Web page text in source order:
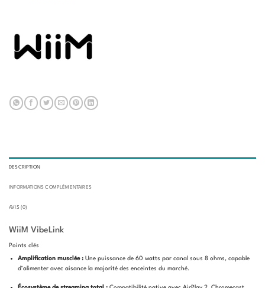
DESCRIPTION
INFORMATIONS COMPLÉMENTAIRES
AVIS (0)
WiiM VibeLink
Points clés
Amplification musclée :Une puissance de 60 watts par canal sous 8 ohms, capable
d’alimenter avec aisance la majorité des enceintes du marché.